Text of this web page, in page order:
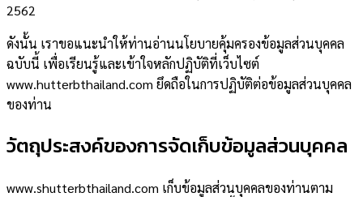
2562
ดังนั้น เราขอแนะนำให้ท่านอ่านนโยบายคุ้มครองข้อมูลส่วนบุคคล
ฉบับนี้ เพื่อเรียนรู้และเข้าใจหลักปฏิบัติที่เว็บไซต์
www.hutterbthailand.com ยึดถือในการปฏิบัติต่อข้อมูลส่วนบุคคล
ของท่าน
วัตถุประสงค์ของการจัดเก็บข้อมูลส่วนบุคคล
www.shutterbthailand.com เก็บข้อมูลส่วนบุคคลของท่านตาม